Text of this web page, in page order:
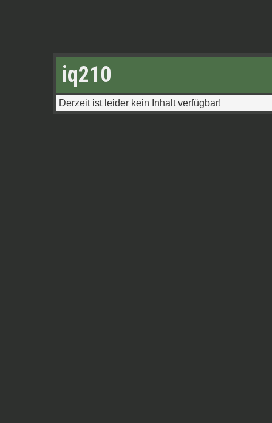
iq210
Derzeit ist leider kein Inhalt verfügbar!